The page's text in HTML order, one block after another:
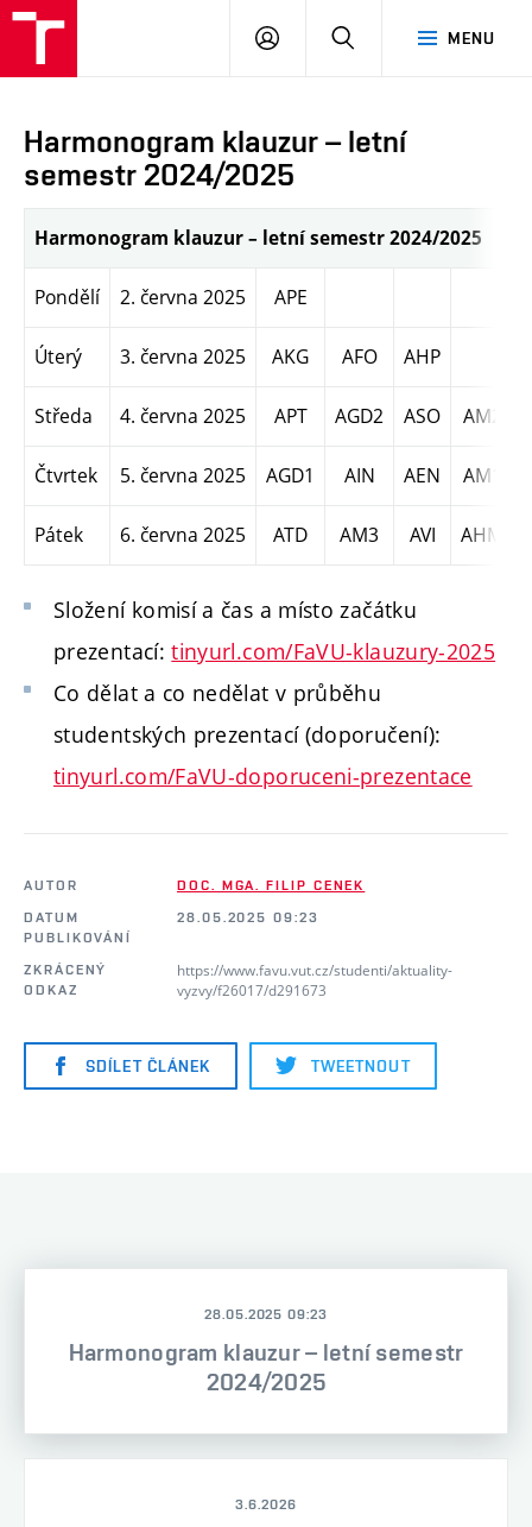
MENU
PŘIHLÁSIT
Harmonogram klauzur – letní
semestr 2024/2025
Harmonogram klauzur – letní semestr 2024/2025
Pondělí 2. června 2025 APE
Úterý 3. června 2025 AKG AFO AHP
Středa 4. června 2025 APT AGD2 ASO AM2
Čtvrtek 5. června 2025 AGD1 AIN AEN AM1
Pátek 6. června 2025 ATD AM3 AVI AHM
Složení komisí a čas a místo začátku
prezentací:tinyurl.com/FaVU-klauzury-2025
Co dělat a co nedělat v průběhu
studentských prezentací (doporučení):
tinyurl.com/FaVU-doporuceni-prezentace
AUTOR
DOC. MGA. FILIP CENEK
DATUM
PUBLIKOVÁNÍ
28.05.2025 09:23
ZKRÁCENÝ
ODKAZ
https://www.favu.vut.cz/studenti/aktuality-
vyzvy/f26017/d291673
SDÍLET ČLÁNEK TWEETNOUT
28.05.2025 09:23
Harmonogram klauzur – letní semestr
2024/2025
3.6.2026